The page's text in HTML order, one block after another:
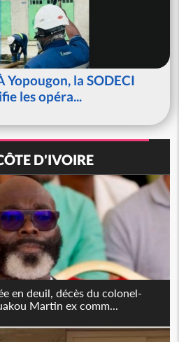
la SODECI
les opéra...
D'IVOIRE
en deuil, décès du colonel-
Martin ex comm...